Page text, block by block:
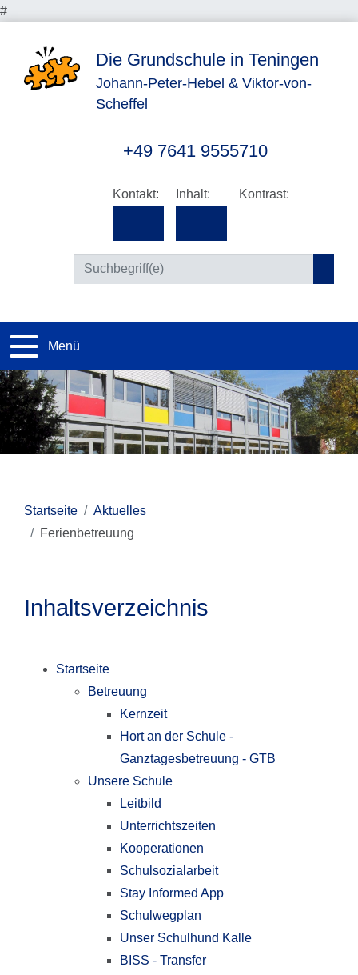
#
Die Grundschule in Teningen
Johann-Peter-Hebel & Viktor-von-
Scheffel
+49 7641 9555710
Kontakt: Inhalt: Kontrast:
Menü
Startseite
Aktuelles
Ferienbetreuung
Inhaltsverzeichnis
Startseite
Betreuung
Kernzeit
Hort an der Schule -
Ganztagesbetreuung - GTB
Unsere Schule
Leitbild
Unterrichtszeiten
Kooperationen
Schulsozialarbeit
Stay Informed App
Schulwegplan
Unser Schulhund Kalle
BISS - Transfer